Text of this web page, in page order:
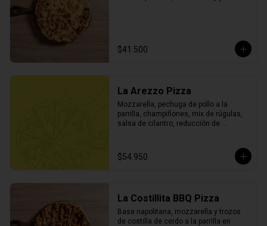
$41.500
La Arezzo Pizza
Mozzarella, pechuga de pollo a la
parrilla, champiñones, mix de rúgulas,
salsa de cilantro, reducción de
$54.950
La Costillita BBQ Pizza
Base napolitana, mozzarella y trozos
de costilla de cerdo a la parrilla en